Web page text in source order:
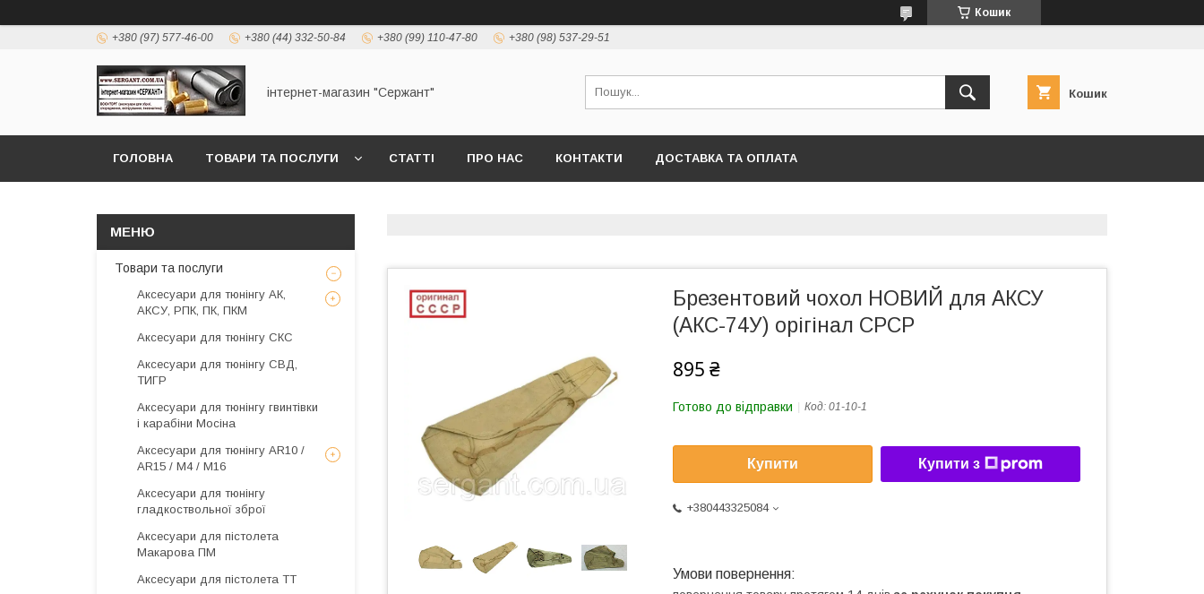
Кошик
+380 (97) 577-46-00 +380 (44) 332-50-84 +380 (99) 110-47-80 +380 (98) 537-29-51
інтернет-магазин "Сержант" Кошик
ГОЛОВНА ТОВАРИ ТА ПОСЛУГИ СТАТТІ ПРО НАС КОНТАКТИ ДОСТАВКА ТА ОПЛАТА
Брезентовий чохол НОВИЙ для АКСУ
(АКС-74У) орігінал СРСР
895 ₴
Готово до відправки Код: 01-10-1
Купити Купити з
+380443325084
Товари та послуги
Аксесуари для тюнінгу АК,
АКСУ, РПК, ПК, ПКМ
Аксесуари для тюнінгу СКС
Аксесуари для тюнінгу СВД,
ТИГР
Аксесуари для тюнінгу гвинтівки
і карабіни Мосіна
Аксесуари для тюнінгу AR10 /
AR15 / М4 / М16
Аксесуари для тюнінгу
гладкоствольної зброї
Аксесуари для пістолета
Макарова ПМ
Аксесуари для пістолета ТТ